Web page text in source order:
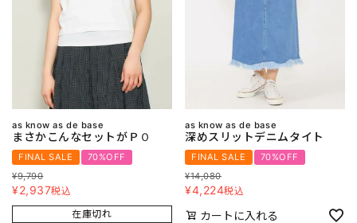
as know as de base
まさかこんなセットがＰＯ
FINAL SALE
70%OFF
¥9,790
¥2,937税込
在庫切れ
as know as de base
深めスリットデニムタイト
FINAL SALE
70%OFF
¥14,080
¥4,224税込
カートに入れる